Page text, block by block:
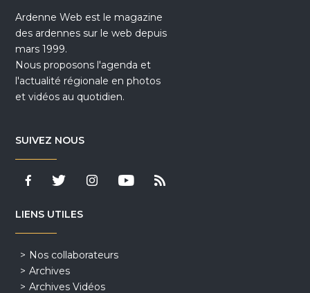
Ardenne Web est le magazine
des ardennes sur le web depuis
mars 1999.
Nous proposons l'agenda et
l'actualité régionale en photos
et vidéos au quotidien.
SUIVEZ NOUS
LIENS UTILES
Nos collaborateurs
Archives
Archives Vidéos